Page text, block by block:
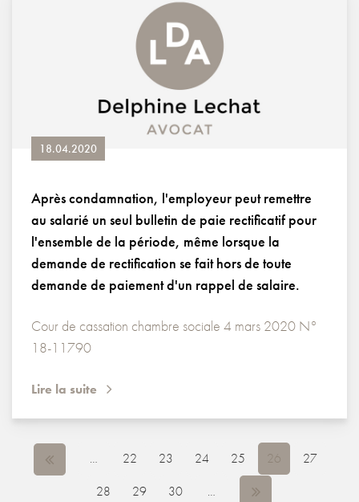
18.04.2020
Après condamnation, l'employeur peut remettre
au salarié un seul bulletin de paie rectificatif pour
l'ensemble de la période, même lorsque la
demande de rectification se fait hors de toute
demande de paiement d'un rappel de salaire.
Cour de cassation chambre sociale 4 mars 2020 N°
18-11790
Lire la suite
PAGES … 22 23 24 25 26
27
28
29 30 …